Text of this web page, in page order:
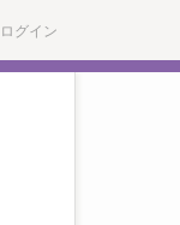
ログイン